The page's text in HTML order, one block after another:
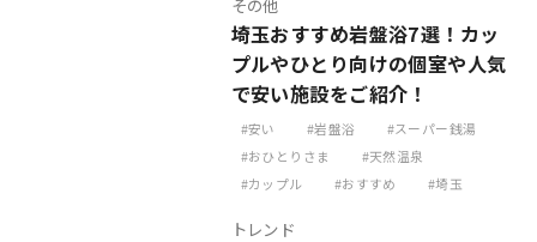
その他
埼玉おすすめ岩盤浴7選！カッ
プルやひとり向けの個室や人気
で安い施設をご紹介！
安い 岩盤浴
スーパー銭湯
おひとりさま
天然温泉
カップル
おすすめ 埼玉
トレンド